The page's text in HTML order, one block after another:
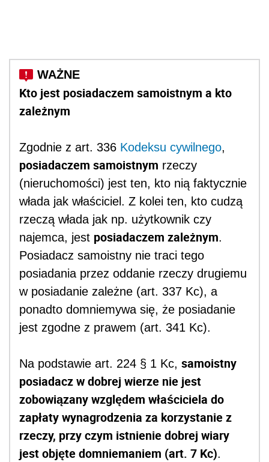
Kto jest posiadaczem samoistnym a kto
zależnym
Zgodnie z art. 336 Kodeksu cywilnego,
posiadaczem samoistnym rzeczy
(nieruchomości) jest ten, kto nią faktycznie
włada jak właściciel. Z kolei ten, kto cudzą
rzeczą włada jak np. użytkownik czy
najemca, jest posiadaczem zależnym.
Posiadacz samoistny nie traci tego
posiadania przez oddanie rzeczy drugiemu
w posiadanie zależne (art. 337 Kc), a
ponadto domniemywa się, że posiadanie
jest zgodne z prawem (art. 341 Kc).
Na podstawie art. 224 § 1 Kc, samoistny
posiadacz w dobrej wierze nie jest
zobowiązany względem właściciela do
zapłaty wynagrodzenia za korzystanie z
rzeczy, przy czym istnienie dobrej wiary
jest objęte domniemaniem (art. 7 Kc).